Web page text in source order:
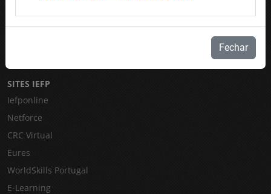
Fechar
SITES IEFP
Iefponline
Netforce
CRC Virtual
Eures
WorldSkills Portugal
E-Learning